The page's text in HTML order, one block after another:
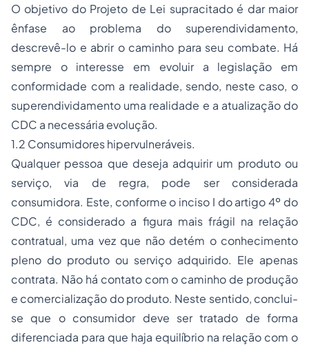
O objetivo do Projeto de Lei supracitado é dar maior
ênfase ao problema do superendividamento,
descrevê-lo e abrir o caminho para seu combate. Há
sempre o interesse em evoluir a legislação em
conformidade com a realidade, sendo, neste caso, o
superendividamento uma realidade e a atualização do
CDC a necessária evolução.
1.2 Consumidores hipervulneráveis.
Qualquer pessoa que deseja adquirir um produto ou
serviço, via de regra, pode ser considerada
consumidora. Este, conforme o inciso I do artigo 4º do
CDC, é considerado a figura mais frágil na relação
contratual, uma vez que não detém o conhecimento
pleno do produto ou serviço adquirido. Ele apenas
contrata. Não há contato com o caminho de produção
e comercialização do produto. Neste sentido, conclui-
se que o consumidor deve ser tratado de forma
diferenciada para que haja equilíbrio na relação com o